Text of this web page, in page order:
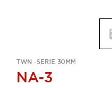
TWN -SERIE 30MM
NA-3